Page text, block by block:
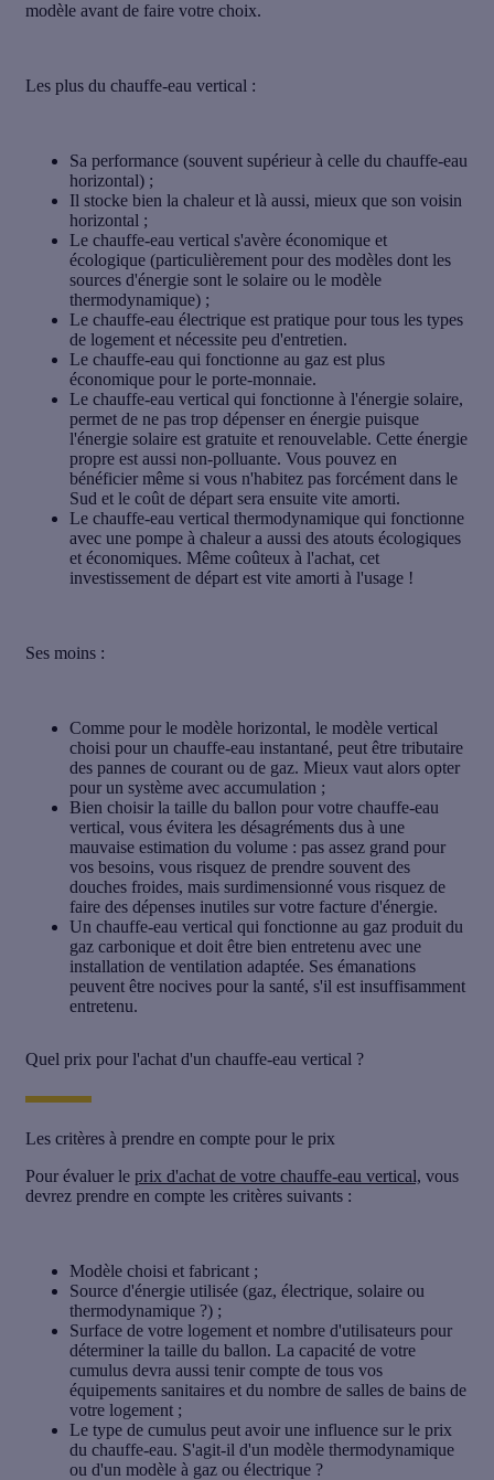
modèle avant de faire votre choix.
Les plus du chauffe-eau vertical :
Sa performance (souvent supérieur à celle du chauffe-eau
horizontal) ;
Il stocke bien la chaleur et là aussi, mieux que son voisin
horizontal ;
Le chauffe-eau vertical s'avère économique et
écologique (particulièrement pour des modèles dont les
sources d'énergie sont le solaire ou le modèle
thermodynamique) ;
Le chauffe-eau électrique est pratique pour tous les types
de logement et nécessite peu d'entretien.
Le chauffe-eau qui fonctionne au gaz est plus
économique pour le porte-monnaie.
Le chauffe-eau vertical qui fonctionne à l'énergie solaire,
permet de ne pas trop dépenser en énergie puisque
l'énergie solaire est gratuite et renouvelable. Cette énergie
propre est aussi non-polluante. Vous pouvez en
bénéficier même si vous n'habitez pas forcément dans le
Sud et le coût de départ sera ensuite vite amorti.
Le chauffe-eau vertical thermodynamique qui fonctionne
avec une pompe à chaleur a aussi des atouts écologiques
et économiques. Même coûteux à l'achat, cet
investissement de départ est vite amorti à l'usage !
Ses moins :
Comme pour le modèle horizontal, le modèle vertical
choisi pour un chauffe-eau instantané, peut être tributaire
des pannes de courant ou de gaz. Mieux vaut alors opter
pour un système avec accumulation ;
Bien choisir la taille du ballon pour votre chauffe-eau
vertical, vous évitera les désagréments dus à une
mauvaise estimation du volume : pas assez grand pour
vos besoins, vous risquez de prendre souvent des
douches froides, mais surdimensionné vous risquez de
faire des dépenses inutiles sur votre facture d'énergie.
Un chauffe-eau vertical qui fonctionne au gaz produit du
gaz carbonique et doit être bien entretenu avec une
installation de ventilation adaptée. Ses émanations
peuvent être nocives pour la santé, s'il est insuffisamment
entretenu.
Quel prix pour l'achat d'un chauffe-eau vertical ?
Les critères à prendre en compte pour le prix
Pour évaluer le prix d'achat de votre chauffe-eau vertical, vous
devrez prendre en compte les critères suivants :
Modèle choisi et fabricant ;
Source d'énergie utilisée (gaz, électrique, solaire ou
thermodynamique ?) ;
Surface de votre logement et nombre d'utilisateurs pour
déterminer la taille du ballon. La capacité de votre
cumulus devra aussi tenir compte de tous vos
équipements sanitaires et du nombre de salles de bains de
votre logement ;
Le type de cumulus peut avoir une influence sur le prix
du chauffe-eau. S'agit-il d'un modèle thermodynamique
ou d'un modèle à gaz ou électrique ?